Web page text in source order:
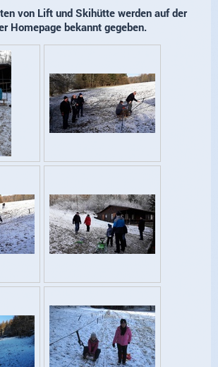
von Lift und Skihütte werden auf der
Homepage bekannt gegeben.